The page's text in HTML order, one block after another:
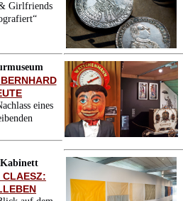
Girlfriends
eines
CLAESZ: